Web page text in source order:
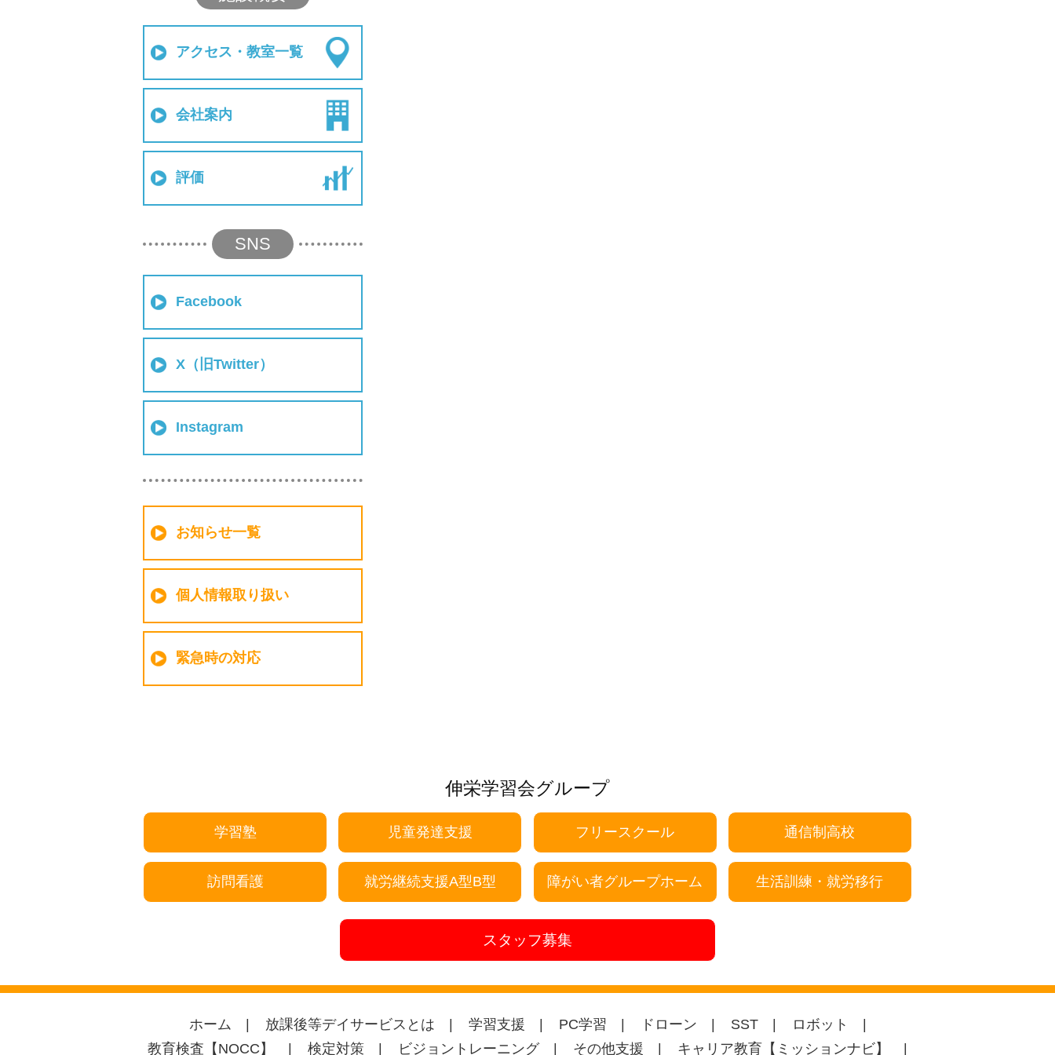
アクセス・教室一覧
会社案内
評価
SNS
Facebook
X（旧Twitter）
Instagram
お知らせ一覧
個人情報取り扱い
緊急時の対応
伸栄学習会グループ
学習塾 児童発達支援 フリースクール 通信制高校
訪問看護 就労継続支援A型B型 障がい者グループホーム 生活訓練・就労移行
スタッフ募集
ホーム 放課後等デイサービスとは 学習支援 PC学習 ドローン SST
ロボット
教育検査【NOCC】
検定対策 ビジョントレーニング その他支援 キャリア教育【ミッションナビ】